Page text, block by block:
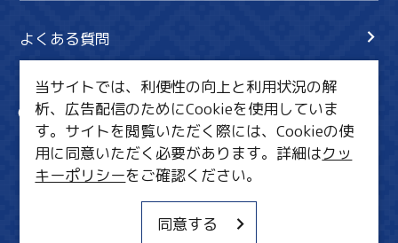
よくある質問
サイト内検索
共有
行きたいリスト
MICE・教育・観光事業者の皆様へ
当サイトでは、利便性の向上と利用状況の解
析、広告配信のためにCookieを使用していま
す。サイトを閲覧いただく際には、Cookieの使
用に同意いただく必要があります。詳細はクッ
キーポリシーをご確認ください。
同意する